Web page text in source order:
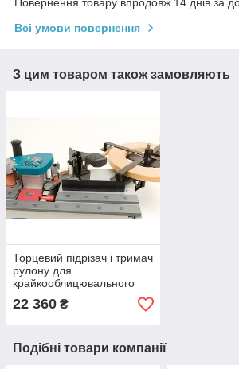
Всі умови повернення
З цим товаром також замовляють
Торцевий підрізач і тримач
рулону для
крайкооблицювального
верстата PEB250T
22 360 ₴
Подібні товари компанії